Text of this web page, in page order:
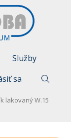
Služby
sa
lakovaný W.15